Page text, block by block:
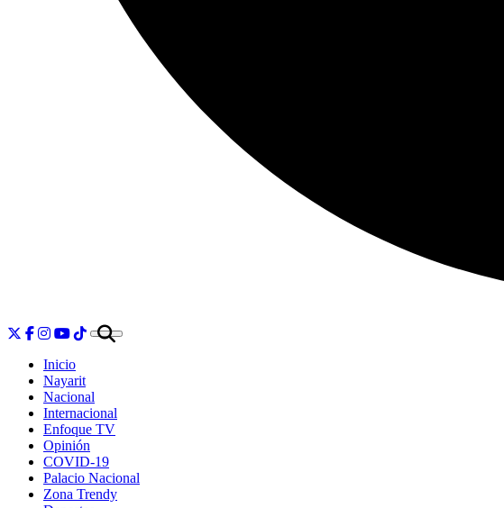
Inicio
Nayarit
Nacional
Internacional
Enfoque TV
Opinión
COVID-19
Palacio Nacional
Zona Trendy